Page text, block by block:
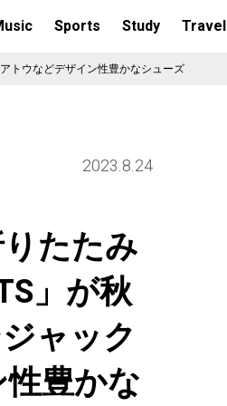
Sports Study Travel
トウなどデザイン性豊かなシューズ
2023.8.24
たたみ
」が秋
ャック
豊かな